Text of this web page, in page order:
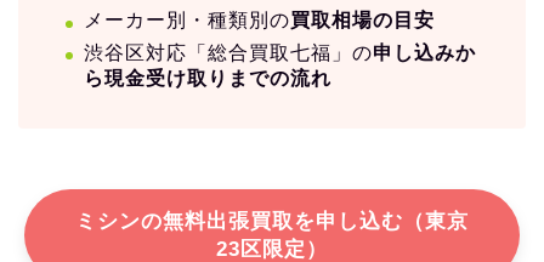
メーカー別・種類別の買取相場の目安
渋谷区対応「総合買取七福」の申し込みか
ら現金受け取りまでの流れ
ミシンの無料出張買取を申し込む（東京
23区限定）